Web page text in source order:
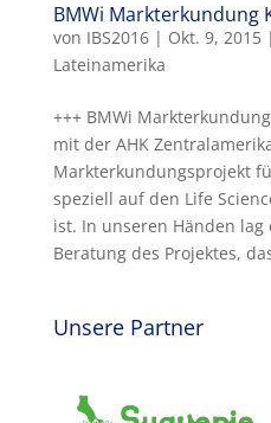
BMWi Markterkundung
von IBS2016| Okt. 9, 2015|
Lateinamerika
+++ BMWi
mit der AHK
Markterkundungsprojekt
speziell auf den Life
ist. In unseren Händen
Beratung des Projektes,
Unsere Partner